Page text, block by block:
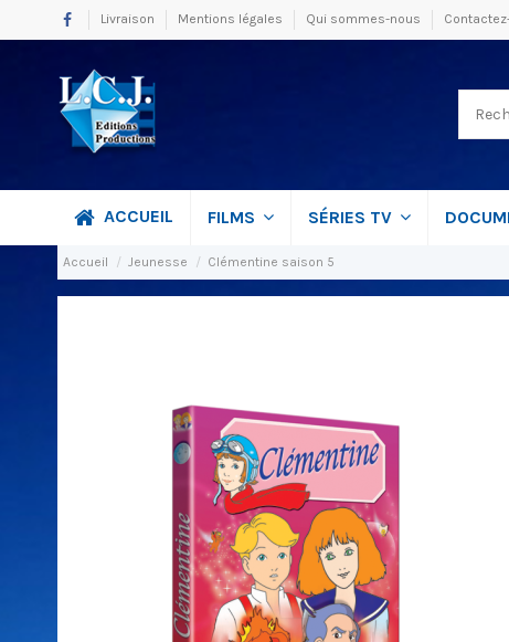
Livraison Mentions légales Qui sommes-nous
ACCUEIL FILMS SÉRIES TV
Accueil Jeunesse Clémentine saison 5